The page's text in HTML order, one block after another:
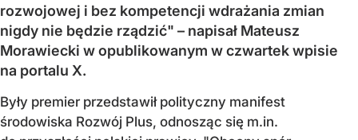
rozwojowej i bez kompetencji wdrażania zmian
nigdy nie będzie rządzić" – napisał Mateusz
Morawiecki w opublikowanym w czwartek wpisie
na portalu X.
Były premier przedstawił polityczny manifest
środowiska Rozwój Plus, odnosząc się m.in.